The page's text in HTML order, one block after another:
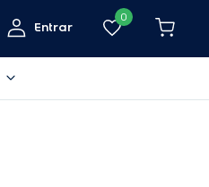
Entrar
0